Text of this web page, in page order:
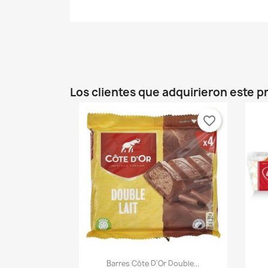
Los clientes que adquirieron este
Vista rápida
Barres Côte D'Or Double...
favorite_border